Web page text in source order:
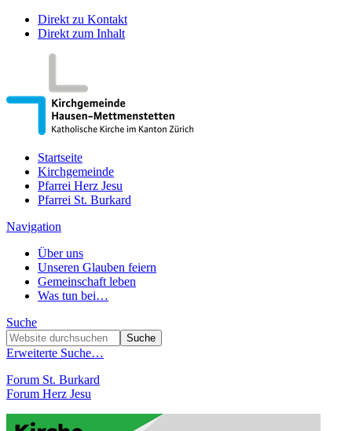
Direkt zu Kontakt
Direkt zum Inhalt
Startseite
Kirchgemeinde
Pfarrei Herz Jesu
Pfarrei St. Burkard
Navigation
Über uns
Unseren Glauben feiern
Gemeinschaft leben
Was tun bei…
Suche
Erweiterte Suche…
Forum St. Burkard
Forum Herz Jesu